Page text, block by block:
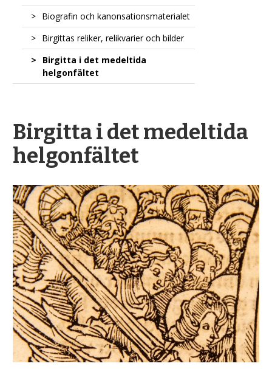
Maria – det himmelska rikets drottning
tillkomstskede
Verkets berömdhet sprids
Birgittas eftermäle i den finländska
kulturen
Biografin och kanonsationsmaterialet
Birgittas reliker, relikvarier och bilder
Birgitta i det medeltida
helgonfältet
Birgitta i det medeltida
helgonfältet